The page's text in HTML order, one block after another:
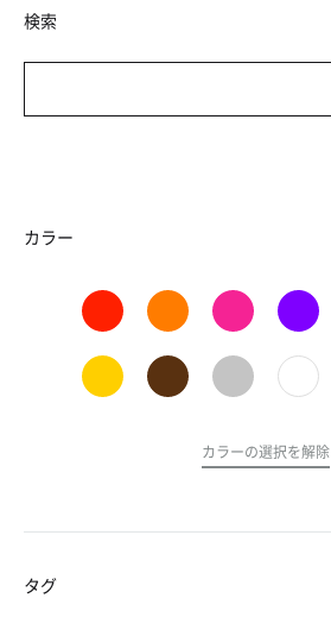
検索
カラー
カラーの選択を解除
タグ